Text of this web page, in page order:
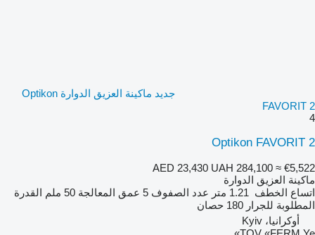
جديد ماكينة العزيق الدوارة Optikon
FAVORIT 2
4
Optikon FAVORIT 2
AED 23,430 UAH 284,100 ≈ €5,522
ماكينة العزيق الدوارة
اتساع الخطف 1.21 متر عدد الصفوف 5 عمق المعالجة 50 ملم
القدرة
المطلوبة للجرار 180 حصان
أوكرانيا، Kyiv